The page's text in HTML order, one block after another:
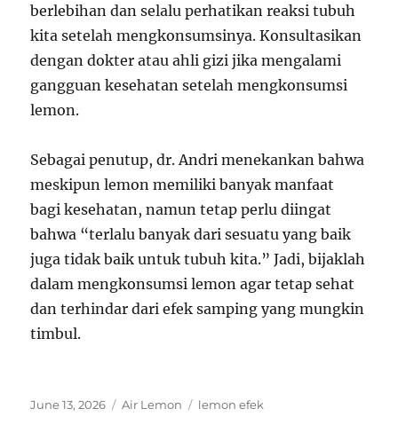
berlebihan dan selalu perhatikan reaksi tubuh
kita setelah mengkonsumsinya. Konsultasikan
dengan dokter atau ahli gizi jika mengalami
gangguan kesehatan setelah mengkonsumsi
lemon.
Sebagai penutup, dr. Andri menekankan bahwa
meskipun lemon memiliki banyak manfaat
bagi kesehatan, namun tetap perlu diingat
bahwa “terlalu banyak dari sesuatu yang baik
juga tidak baik untuk tubuh kita.” Jadi, bijaklah
dalam mengkonsumsi lemon agar tetap sehat
dan terhindar dari efek samping yang mungkin
timbul.
Posted
June 13, 2026 Categories
Air Lemon Tags
lemon efek